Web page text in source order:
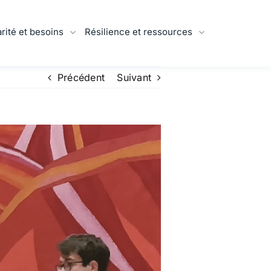
et besoins Résilience et ressources
Précédent Suivant